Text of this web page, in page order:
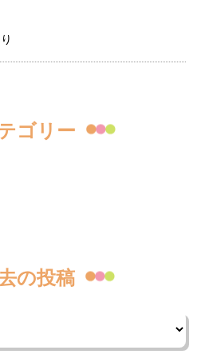
ゴリー
の投稿